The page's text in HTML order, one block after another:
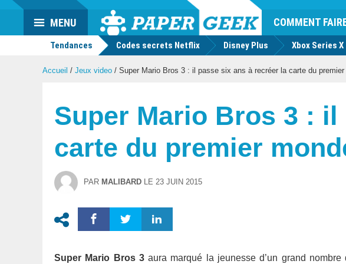
Actu
geek
COMMENT
MENU
Tendances Codes secrets Netflix Disney Plus Xbox Series X
Accueil / Jeux video / Super Mario Bros 3 : il passe six ans à recréer la carte du
Super Mario Bros 3 :
carte du premier
PAR MALIBARD LE 23 JUIN 2015
Super Mario Bros 3aura marqué la jeunesse d’un grand nombre